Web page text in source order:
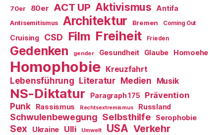
70er 80er ACT UP Aktivismus Antifa
Antisemitismus Architektur Bremen Coming Out
Cruising CSD Film Freiheit Frieden
Gedenken gender Gesundheit Glaube Homoehe
Homophobie Kreuzfahrt
Lebensführung Literatur Medien Musik
NS-Diktatur Paragraph 175
Prävention
Punk
Rassismus Rechtsextremismus Russland
Schwulenbewegung Selbsthilfe Serophobie
Sex Ukraine Ulli Umwelt USA Verkehr